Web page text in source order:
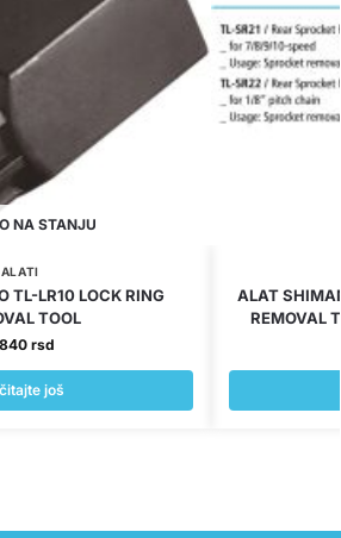
NA STANJU
ALATI
TL-LR10 LOCK RING
TOOL
rsd
još
ALAT
REMOVAL